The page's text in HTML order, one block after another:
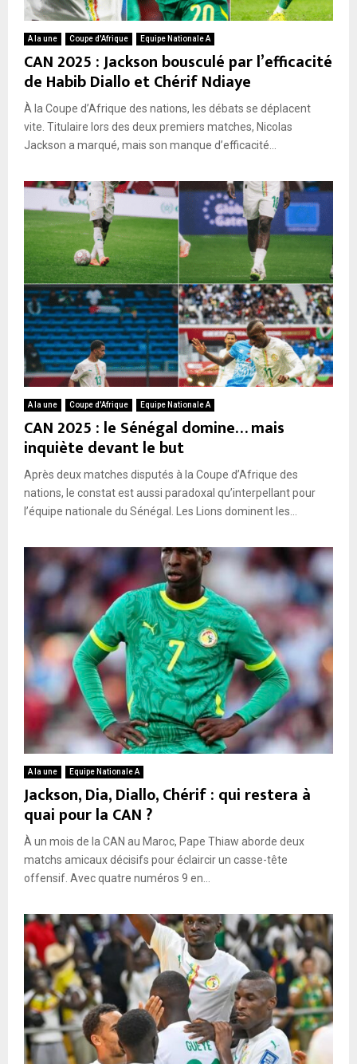
A la une Coupe d'Afrique Equipe Nationale A
CAN 2025 : Jackson bousculé par l’efficacité
de Habib Diallo et Chérif Ndiaye
À la Coupe d’Afrique des nations, les débats se déplacent
vite. Titulaire lors des deux premiers matches, Nicolas
Jackson a marqué, mais son manque d’efficacité...
A la une Coupe d'Afrique Equipe Nationale A
CAN 2025 : le Sénégal domine… mais
inquiète devant le but
Après deux matches disputés à la Coupe d’Afrique des
nations, le constat est aussi paradoxal qu’interpellant pour
l’équipe nationale du Sénégal. Les Lions dominent les...
A la une Equipe Nationale A
Jackson, Dia, Diallo, Chérif : qui restera à
quai pour la CAN ?
À un mois de la CAN au Maroc, Pape Thiaw aborde deux
matchs amicaux décisifs pour éclaircir un casse-tête
offensif. Avec quatre numéros 9 en...